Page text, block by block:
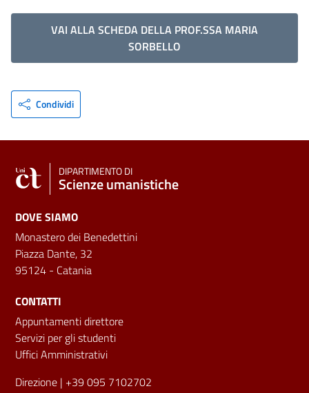
VAI ALLA SCHEDA DELLA PROF.SSA MARIA
SORBELLO
Condividi
DIPARTIMENTO DI
Scienze umanistiche
DOVE SIAMO
Monastero dei Benedettini
Piazza Dante, 32
95124 - Catania
CONTATTI
Appuntamenti direttore
Servizi per gli studenti
Uffici Amministrativi
Direzione | +39 095 7102702